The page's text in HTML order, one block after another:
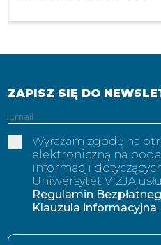
ZAPISZ SIĘ DO
Adres
email
Wyrażam zgodę na
elektroniczną na
informacji
Uniwersytet VIZJA
Regulamin
Klauzula informacyjna.